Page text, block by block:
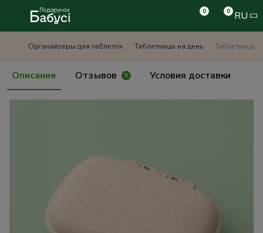
0 0 RU
Органайзеры для таблеток Таблетницы на день Таблетница
Описание Отзывов 5 Условия доставки